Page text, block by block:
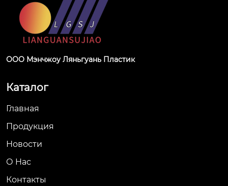
ООО Мэнчжоу Ляньгуань Пластик
Каталог
Главная
Продукция
Новости
О Hас
Контакты